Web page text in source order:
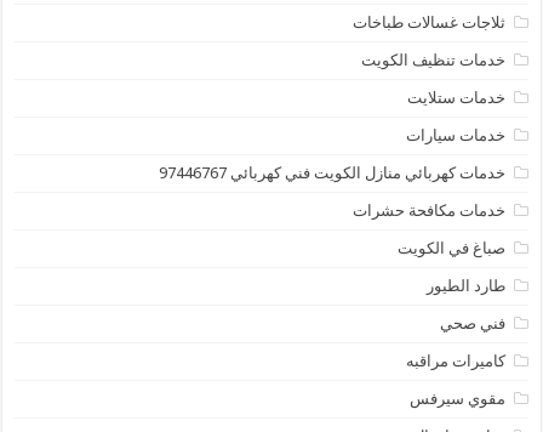
ثلاجات غسالات طباخات
خدمات تنظيف الكويت
خدمات ستلايت
خدمات سيارات
خدمات كهربائي منازل الكويت فني كهربائي 97446767
خدمات مكافحة حشرات
صباغ في الكويت
طارد الطيور
فني صحي
كاميرات مراقبه
مقوي سيرفس